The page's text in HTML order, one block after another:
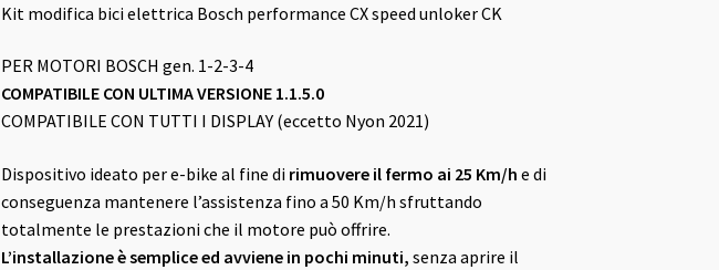
Kit modifica bici elettrica Bosch performance CX speed unloker CK
PER MOTORI BOSCH gen. 1-2-3-4
COMPATIBILE CON ULTIMA VERSIONE 1.1.5.0
COMPATIBILE CON TUTTI I DISPLAY (eccetto Nyon 2021)
Dispositivo ideato per e-bike al fine di rimuovere il fermo ai 25 Km/h e di
conseguenza mantenere l’assistenza fino a 50 Km/h sfruttando
totalmente le prestazioni che il motore può offrire.
L’installazione è semplice ed avviene in pochi minuti, senza aprire il